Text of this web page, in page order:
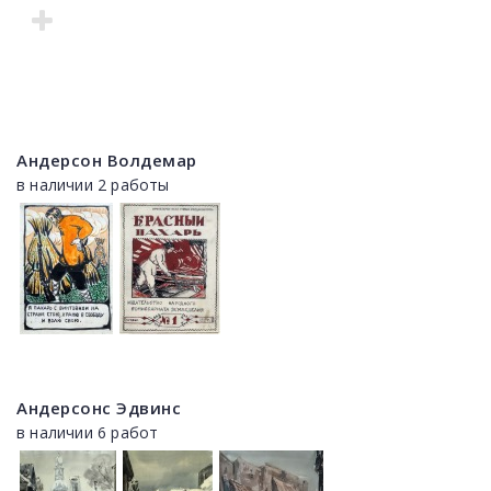
Андерсон Волдемар
в наличии 2 работы
Андерсонс Эдвинс
в наличии 6 работ